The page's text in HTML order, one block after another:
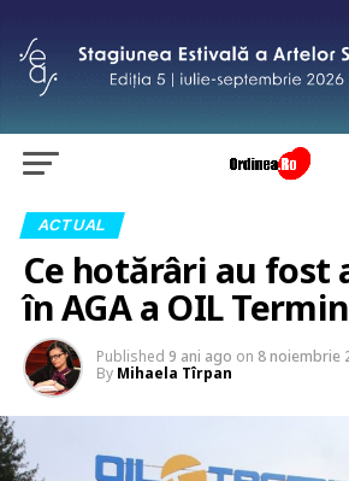
ACTUAL
Ce hotărâri au fost
în AGA a OIL
Published 9 ani ago on 8 noiembrie
By Mihaela Tîrpan